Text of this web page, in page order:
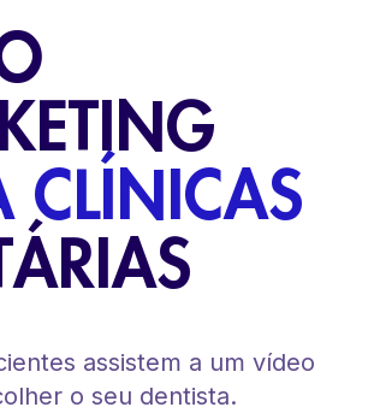
CLÍNICAS
assistem a um vídeo
o seu dentista.